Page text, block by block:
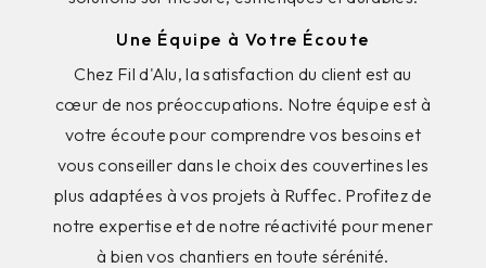
Une Équipe à Votre Écoute
Chez Fil d'Alu, la satisfaction du client est au
cœur de nos préoccupations. Notre équipe est à
votre écoute pour comprendre vos besoins et
vous conseiller dans le choix des couvertines les
plus adaptées à vos projets à Ruffec. Profitez de
notre expertise et de notre réactivité pour mener
à bien vos chantiers en toute sérénité.